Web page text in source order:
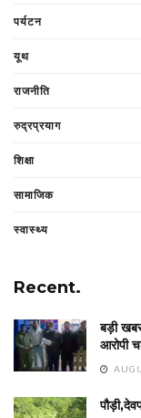
पर्यटन
यूथ
राजनीति
रुद्रप्रयाग
शिक्षा
सामाजिक
स्वास्थ्य
Recent.
बड़ी
आरोपी